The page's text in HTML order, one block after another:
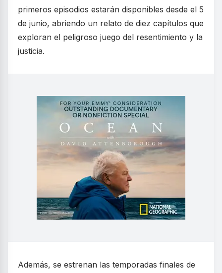
primeros episodios estarán disponibles desde el 5
de junio, abriendo un relato de diez capítulos que
exploran el peligroso juego del resentimiento y la
justicia.
Además, se estrenan las temporadas finales de